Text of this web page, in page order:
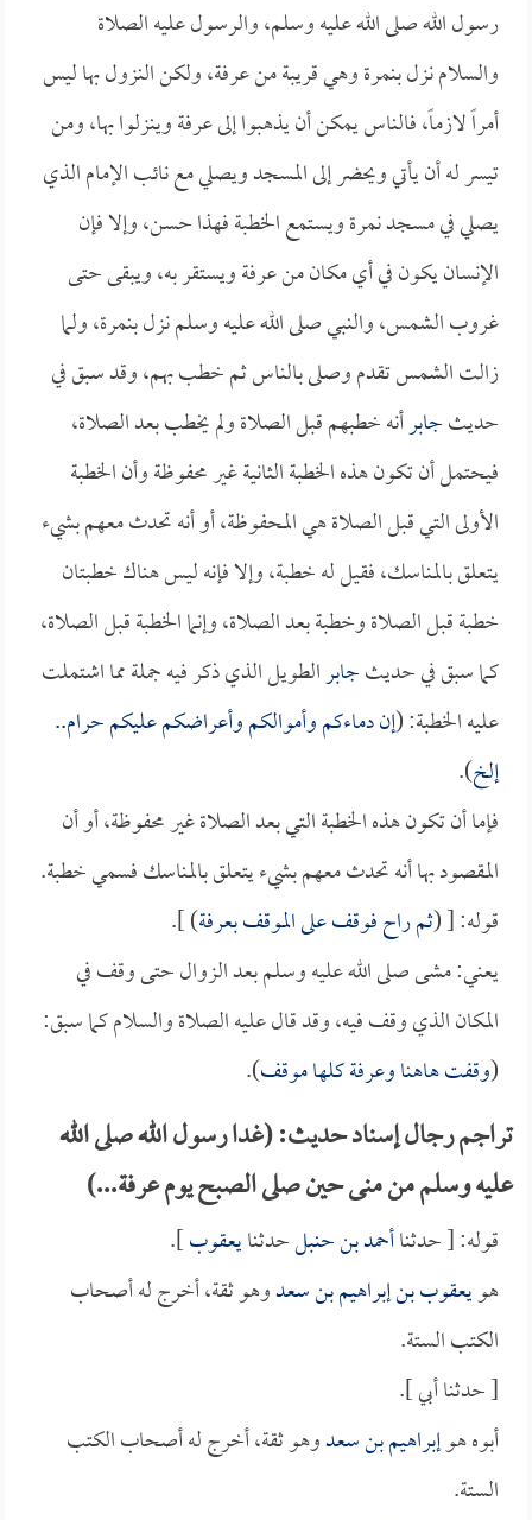
رسول الله صلى الله عليه وسلم، والرسول عليه الصلاة
والسلام نزل بنمرة وهي قريبة من عرفة، ولكن النزول بها ليس
أمراً لازماً، فالناس يمكن أن يذهبوا إلى عرفة وينزلوا بها، ومن
تيسر له أن يأتي ويحضر إلى المسجد ويصلي مع نائب الإمام الذي
يصلي في مسجد نمرة ويستمع الخطبة فهذا حسن، وإلا فإن
الإنسان يكون في أي مكان من عرفة ويستقر به، ويبقى حتى
غروب الشمس، والنبي صلى الله عليه وسلم نزل بنمرة، ولما
زالت الشمس تقدم وصلى بالناس ثم خطب بهم، وقد سبق في
حديثجابرأنه خطبهم قبل الصلاة ولم يخطب بعد الصلاة،
فيحتمل أن تكون هذه الخطبة الثانية غير محفوظة وأن الخطبة
الأولى التي قبل الصلاة هي المحفوظة، أو أنه تحدث معهم بشيء
يتعلق بالمناسك، فقيل له خطبة، وإلا فإنه ليس هناك خطبتان
خطبة قبل الصلاة وخطبة بعد الصلاة، وإنما الخطبة قبل الصلاة،
كما سبق في حديثجابرالطويل الذي ذكر فيه جملة مما اشتملت
عليه الخطبة: (إن دماءكم وأموالكم وأعراضكم عليكم حرام..
إلخ).
فإما أن تكون هذه الخطبة التي بعد الصلاة غير محفوظة، أو أن
المقصود بها أنه تحدث معهم بشيء يتعلق بالمناسك فسمي خطبة.
قوله: [ (ثم راح فوقف على الموقف بعرفة) ].
يعني: مشى صلى الله عليه وسلم بعد الزوال حتى وقف في
المكان الذي وقف فيه، وقد قال عليه الصلاة والسلام كما سبق:
(وقفت هاهنا وعرفة كلها موقف).
تراجم رجال إسناد حديث: (غدا رسول الله صلى الله
عليه وسلم من منى حين صلى الصبح يوم عرفة...)
قوله: [ حدثناأحمد بن حنبلحدثنايعقوب].
هويعقوب بن إبراهيم بن سعدوهو ثقة، أخرج له أصحاب
الكتب الستة.
[ حدثنا أبي ].
أبوه هوإبراهيم بن سعدوهو ثقة، أخرج له أصحاب الكتب
الستة.